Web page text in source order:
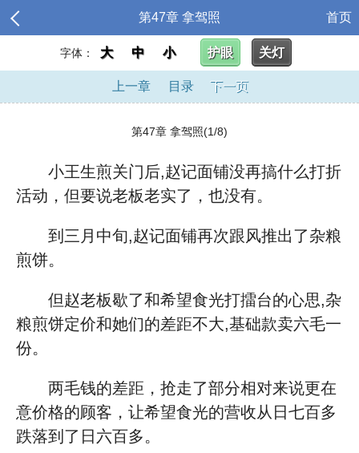
第47章 拿驾照 首页
字体： 大 中 小 护眼 关灯
上一章 目录 下一页
第47章 拿驾照(1/8)
小王生煎关门后,赵记面铺没再搞什么打折
活动，但要说老板老实了，也没有。
到三月中旬,赵记面铺再次跟风推出了杂粮
煎饼。
但赵老板歇了和希望食光打擂台的心思,杂
粮煎饼定价和她们的差距不大,基础款卖六毛一
份。
两毛钱的差距，抢走了部分相对来说更在
意价格的顾客，让希望食光的营收从日七百多
跌落到了日六百多。